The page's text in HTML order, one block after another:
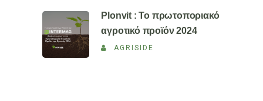
Plonvit : Το πρωτοποριακό
αγροτικό προϊόν 2024
AGRISIDE